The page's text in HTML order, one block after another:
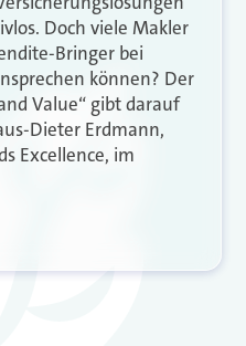
Doch viele Makler
Bringer bei
können? Der
Value“ gibt darauf
Dieter Erdmann,
Excellence, im